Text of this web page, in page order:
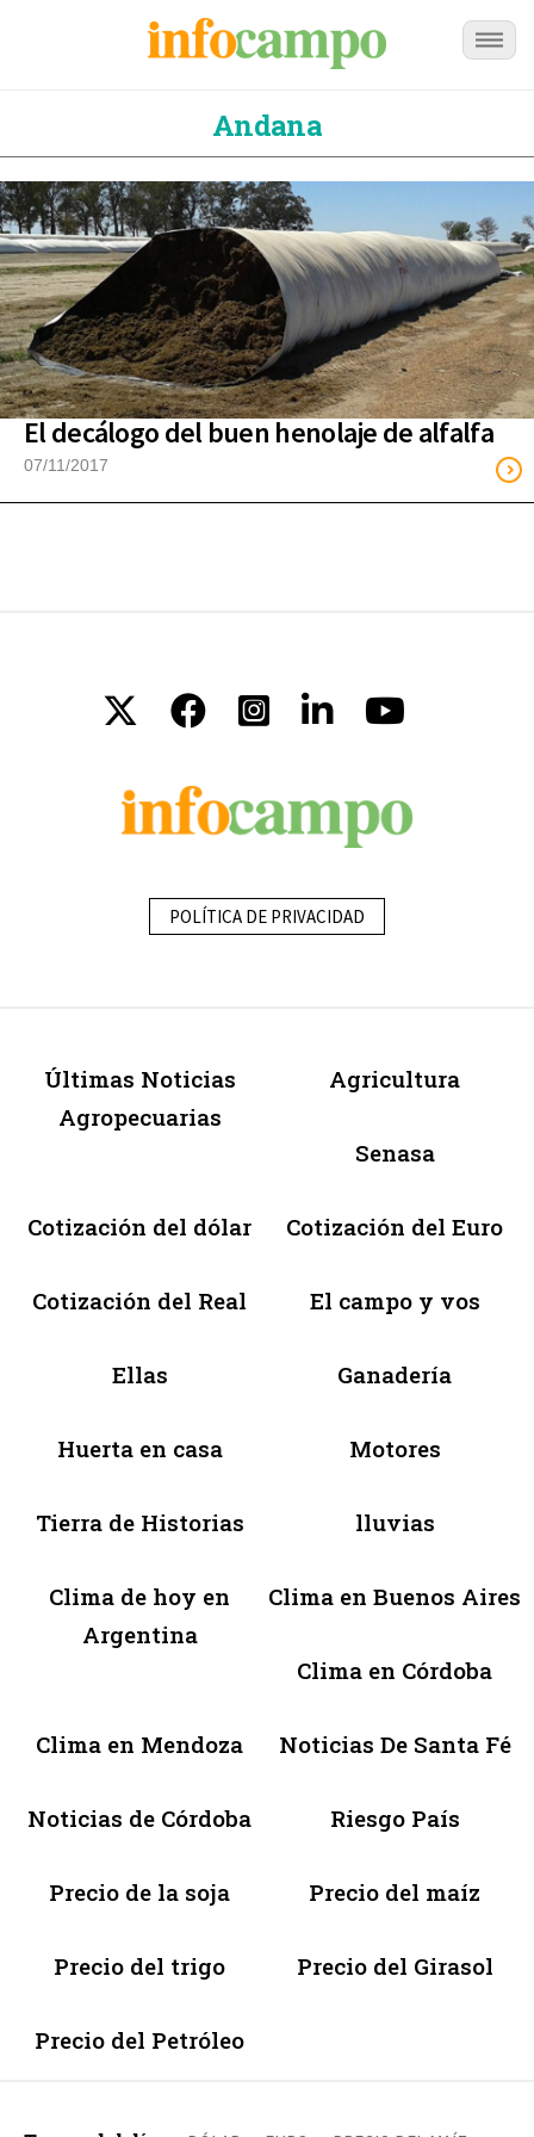
Andana
El decálogo del buen henolaje de alfalfa
07/11/2017
POLÍTICA DE PRIVACIDAD
Últimas Noticias
Agropecuarias
Agricultura
Senasa
Cotización del dólar Cotización del Euro
Cotización del Real El campo y vos
Ellas Ganadería
Huerta en casa Motores
Tierra de Historias lluvias
Clima de hoy en
Argentina
Clima en Buenos Aires
Clima en Córdoba
Clima en Mendoza Noticias De Santa Fé
Noticias de Córdoba Riesgo País
Precio de la soja Precio del maíz
Precio del trigo Precio del Girasol
Precio del Petróleo